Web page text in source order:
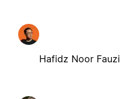
Hafidz Noor Fauzi